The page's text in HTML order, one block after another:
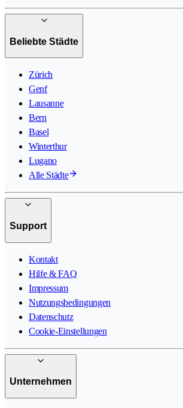
Beliebte Städte
Zürich
Genf
Lausanne
Bern
Basel
Winterthur
Lugano
Alle Städte
Support
Kontakt
Hilfe & FAQ
Impressum
Nutzungsbedingungen
Datenschutz
Cookie-Einstellungen
Unternehmen